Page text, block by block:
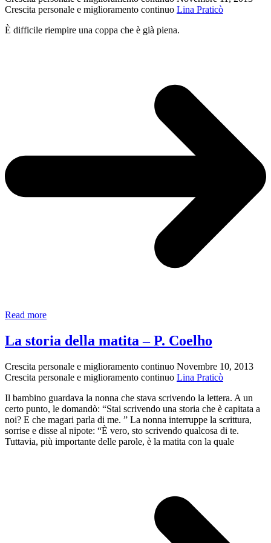
alimentare
Crescita personale e miglioramento continuo Lina Praticò
È difficile riempire una coppa che è già piena.
Read moreCitazioni
dal
film
La storia della matita – P. Coelho
Crescita personale e miglioramento continuo Novembre 10, 2013
Crescita personale e miglioramento continuo Lina Praticò
Il bambino guardava la nonna che stava scrivendo la lettera. A un
certo punto, le domandò: “Stai scrivendo una storia che è capitata a
noi? E che magari parla di me. ” La nonna interruppe la scrittura,
sorrise e disse al nipote: “È vero, sto scrivendo qualcosa di te.
Tuttavia, più importante delle parole, è la matita con la quale